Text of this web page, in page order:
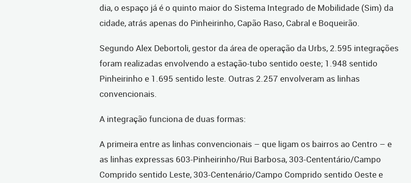
dia, o espaço já é o quinto maior do Sistema Integrado de Mobilidade (Sim) da
cidade, atrás apenas do Pinheirinho, Capão Raso, Cabral e Boqueirão.
Segundo Alex Debortoli, gestor da área de operação da Urbs, 2.595 integrações
foram realizadas envolvendo a estação-tubo sentido oeste; 1.948 sentido
Pinheirinho e 1.695 sentido leste. Outras 2.257 envolveram as linhas
convencionais.
A integração funciona de duas formas:
A primeira entre as linhas convencionais – que ligam os bairros ao Centro – e
as linhas expressas 603-Pinheirinho/Rui Barbosa, 303-Cententário/Campo
Comprido sentido Leste, 303-Centenário/Campo Comprido sentido Oeste e